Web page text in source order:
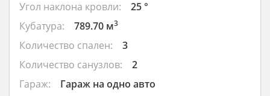
Угол наклона кровли:
25 °
Кубатура:
789.70 м3
Количество спален:
3
Количество санузлов:
2
Гараж:
Гараж на одно авто